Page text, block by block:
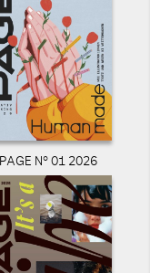
PAGE N° 01 2026